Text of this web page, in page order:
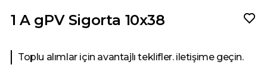
1 A gPV Sigorta 10x38
Toplu alımlar için avantajlı teklifler. iletişime geçin.